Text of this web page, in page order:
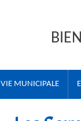
VIE MUNICIPALE